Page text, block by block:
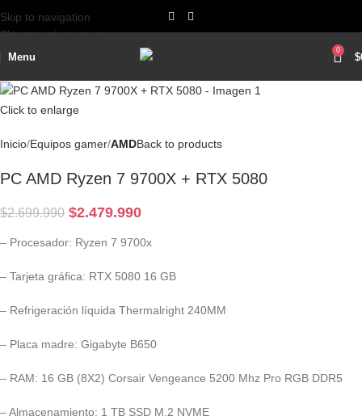
Skip to navigation
Skip to main content
Menu
0
$
Click to enlarge
Inicio Equipos gamer AMDBack to products
PC AMD Ryzen 7 9700X + RTX 5080
$2.699.990 $2.479.990
– Procesador: Ryzen 7 9700x
– Tarjeta gráfica: RTX 5080 16 GB
– Refrigeración líquida Thermalright 240MM
– Placa madre: Gigabyte B650
– RAM: 16 GB (8X2) Corsair Vengeance 5200 Mhz Pro RGB DDR5
– Almacenamiento: 1 TB SSD M.2 NVME